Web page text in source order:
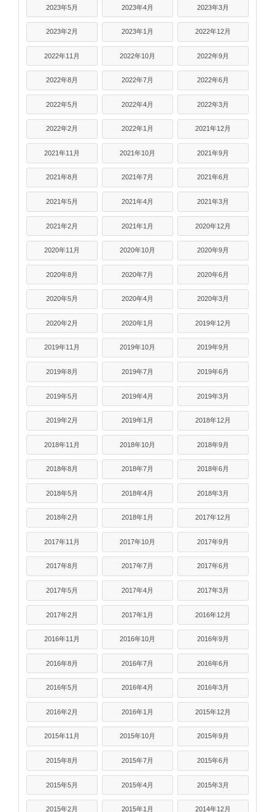
2023年5月 2023年4月 2023年3月
2023年2月 2023年1月 2022年12月
2022年11月 2022年10月 2022年9月
2022年8月 2022年7月 2022年6月
2022年5月 2022年4月 2022年3月
2022年2月 2022年1月 2021年12月
2021年11月 2021年10月 2021年9月
2021年8月 2021年7月 2021年6月
2021年5月 2021年4月 2021年3月
2021年2月 2021年1月 2020年12月
2020年11月 2020年10月 2020年9月
2020年8月 2020年7月 2020年6月
2020年5月 2020年4月 2020年3月
2020年2月 2020年1月 2019年12月
2019年11月 2019年10月 2019年9月
2019年8月 2019年7月 2019年6月
2019年5月 2019年4月 2019年3月
2019年2月 2019年1月 2018年12月
2018年11月 2018年10月 2018年9月
2018年8月 2018年7月 2018年6月
2018年5月 2018年4月 2018年3月
2018年2月 2018年1月 2017年12月
2017年11月 2017年10月 2017年9月
2017年8月 2017年7月 2017年6月
2017年5月 2017年4月 2017年3月
2017年2月 2017年1月 2016年12月
2016年11月 2016年10月 2016年9月
2016年8月 2016年7月 2016年6月
2016年5月 2016年4月 2016年3月
2016年2月 2016年1月 2015年12月
2015年11月 2015年10月 2015年9月
2015年8月 2015年7月 2015年6月
2015年5月 2015年4月 2015年3月
2015年2月 2015年1月 2014年12月